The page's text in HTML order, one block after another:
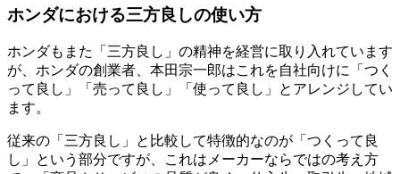
ホンダにおける三方良しの使い方
ホンダもまた「三方良し」の精神を経営に取り入れています
が、ホンダの創業者、本田宗一郎はこれを自社向けに「つく
って良し」「売って良し」「使って良し」とアレンジしてい
ます。
従来の「三方良し」と比較して特徴的なのが「つくって良
し」という部分ですが、これはメーカーならではの考え方